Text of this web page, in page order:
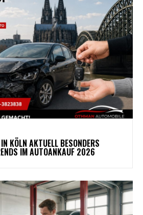
KÖLN AKTUELL BESONDERS
IM AUTOANKAUF 2026